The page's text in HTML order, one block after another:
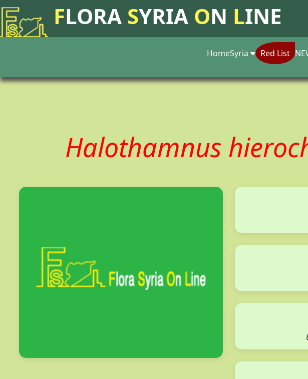
FLORA SYRIA ON LINE
HomeSyria Red List
Halothamnus